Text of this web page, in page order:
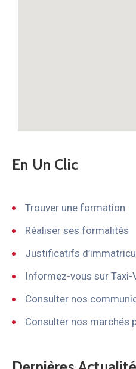
En Un Clic
Trouver une formation
Réaliser ses formalités
Justificatifs
Informez-vous sur Taxi-
Consulter nos
Consulter nos marchés